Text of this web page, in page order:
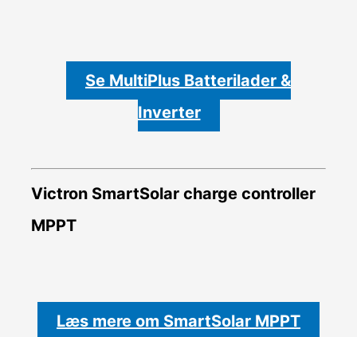
Se MultiPlus Batterilader &
Inverter
Victron SmartSolar charge controller
MPPT
Læs mere om SmartSolar MPPT